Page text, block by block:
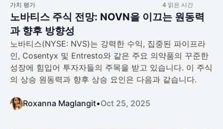
가치 평가 4 읽은 시간
노바티스 주식 전망: NOVN을 이끄는 원동력
과 향후 방향성
노바티스(NYSE: NVS)는 강력한 수익, 집중된 파이프라
인, Cosentyx 및 Entresto와 같은 주요 의약품의 꾸준한
성장에 힘입어 투자자들의 주목을 받고 있습니다. 이 주식
의 상승 원동력과 향후 상승 요인은 다음과 같습니다.
Roxanna Maglangit•Oct 25, 2025